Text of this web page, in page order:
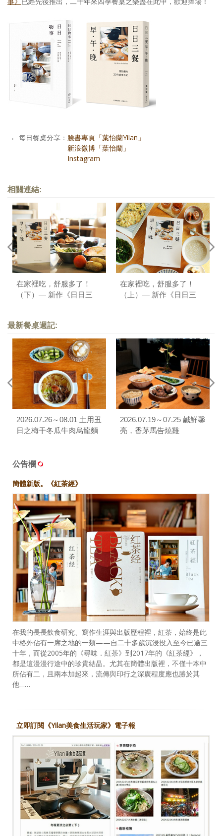
→ 每日餐桌分享： 臉書專頁「葉怡蘭Yilan」
新浪微博「葉怡蘭」
Instagram
相關連結:
在家裡吃，舒服多了！
（下）— 新作《日日三
在家裡吃，舒服多了！
（上）— 新作《日日三
最新餐桌週記:
2026.07.26～08.01 土用丑
日之梅干冬瓜牛肉烏龍麵
2026.07.19～07.25 鹹鮮馨
亮，香茅馬告燒雞
公告欄
簡體新版。《紅茶經》
在我的長長飲食研究、寫作生涯與出版歷程裡，紅茶，始終是此
中格外佔有一席之地的一類——自二十多歲沉浸投入至今已逾三
十年，而從2005年的《尋味．紅茶》到2017年的《紅茶經》，
都是這漫漫行途中的珍貴結晶。尤其在簡體出版裡，不僅十本中
所佔有二，且兩本加起來，流傳與印行之深廣程度應也勝於其
他……
立即訂閱《Yilan美食生活玩家》電子報